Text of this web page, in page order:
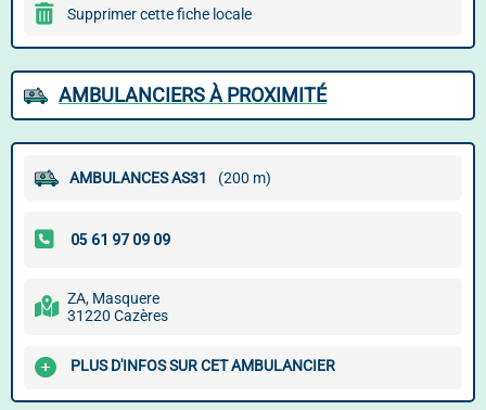
Supprimer cette fiche locale
AMBULANCIERS À PROXIMITÉ
AMBULANCES AS31 (200 m)
ZA, Masquere
31220 Cazères
PLUS D'INFOS SUR CET AMBULANCIER